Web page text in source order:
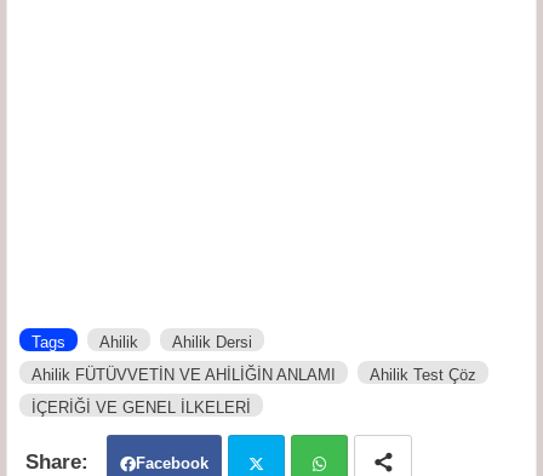
Tags Ahilik
Ahilik Dersi
Ahilik FÜTÜVVETİN VE AHİLİĞİN ANLAMI
Ahilik Test Çöz
İÇERİĞİ VE GENEL İLKELERİ
Facebook